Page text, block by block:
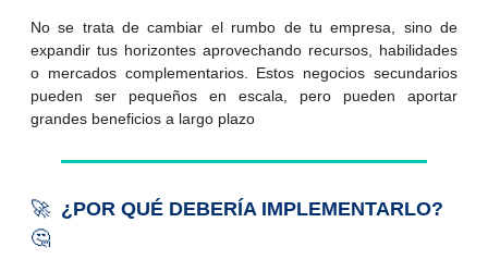
No se trata de cambiar el rumbo de tu empresa, sino de
expandir tus horizontes aprovechando recursos, habilidades
o mercados complementarios. Estos negocios secundarios
pueden ser pequeños en escala, pero pueden aportar
grandes beneficios a largo plazo
🚀 ¿POR QUÉ DEBERÍA IMPLEMENTARLO?
🤔